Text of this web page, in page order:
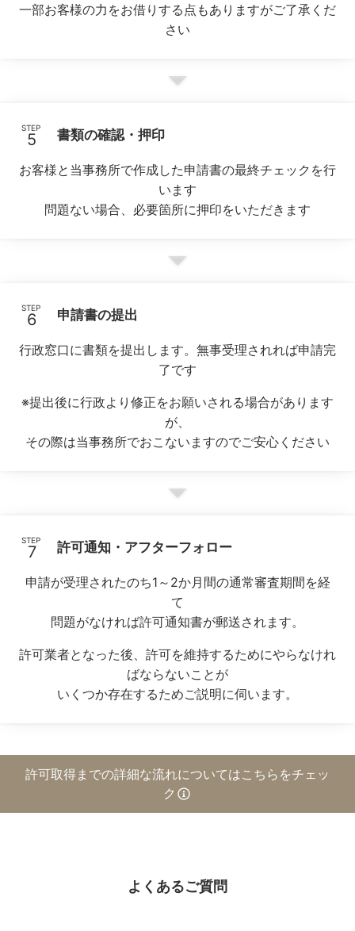
一部お客様の力をお借りする点もありますがご了承くだ
さい
STEP 書類の確認・押印
お客様と当事務所で作成した申請書の最終チェックを行
います
問題ない場合、必要箇所に押印をいただきます
STEP 申請書の提出
行政窓口に書類を提出します。無事受理されれば申請完
了です
※提出後に行政より修正をお願いされる場合があります
が、
その際は当事務所でおこないますのでご安心ください
STEP 許可通知・アフターフォロー
申請が受理されたのち1～2か月間の通常審査期間を経
て
問題がなければ許可通知書が郵送されます。
許可業者となった後、許可を維持するためにやらなけれ
ばならないことが
いくつか存在するためご説明に伺います。
許可取得までの詳細な流れについてはこちらをチェッ
ク
よくあるご質問